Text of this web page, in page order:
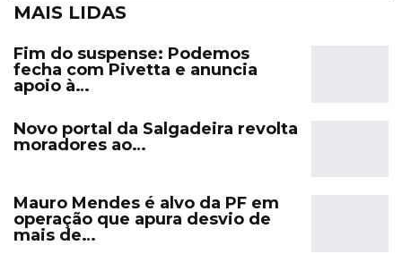
MAIS LIDAS
Fim do suspense: Podemos
fecha com Pivetta e anuncia
apoio à…
Novo portal da Salgadeira revolta
moradores ao…
Mauro Mendes é alvo da PF em
operação que apura desvio de
mais de…